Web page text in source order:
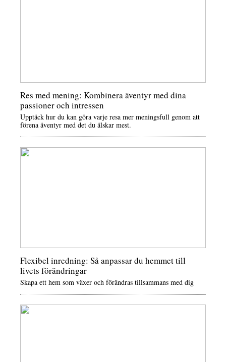
Res med mening: Kombinera äventyr med dina
passioner och intressen
Upptäck hur du kan göra varje resa mer meningsfull genom att
förena äventyr med det du älskar mest.
Flexibel inredning: Så anpassar du hemmet till
livets förändringar
Skapa ett hem som växer och förändras tillsammans med dig